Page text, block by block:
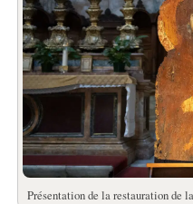
Présentation de la restauration de